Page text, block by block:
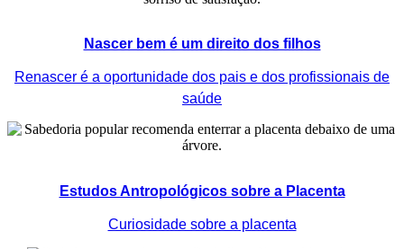
Nascer bem é um direito dos filhos
Renascer é a oportunidade dos pais e dos profissionais de
saúde
Estudos Antropológicos sobre a Placenta
Curiosidade sobre a placenta